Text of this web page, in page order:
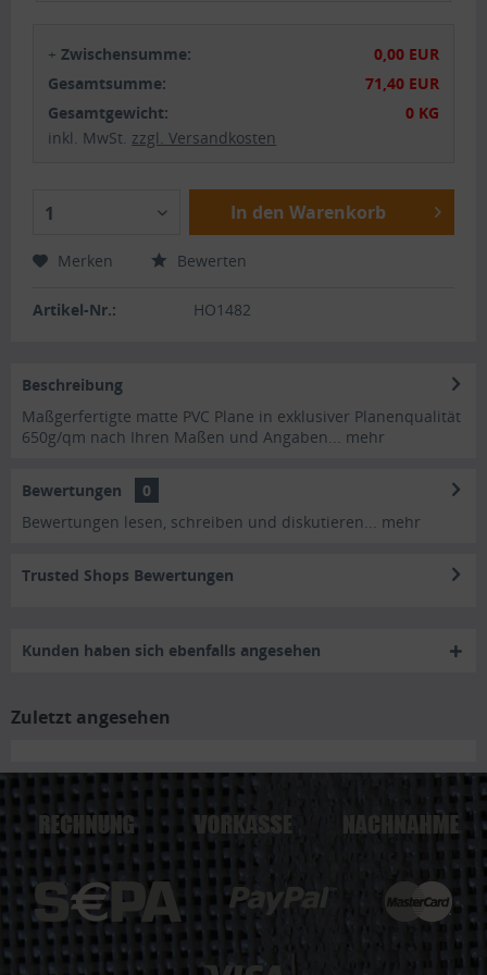
+Zwischensumme:
0,00 EUR
Gesamtsumme:
71,40 EUR
Gesamtgewicht:
0 KG
inkl. MwSt. zzgl. Versandkosten
1 In den Warenkorb
Merken Bewerten
Artikel-Nr.: HO1482
Beschreibung
Maßgerfertigte matte PVC Plane in exklusiver Planenqualität
650g/qm nach Ihren Maßen und Angaben...
mehr
Bewertungen
0
Bewertungen lesen, schreiben und diskutieren...
mehr
Trusted Shops Bewertungen
Kunden haben sich ebenfalls angesehen
Zuletzt angesehen